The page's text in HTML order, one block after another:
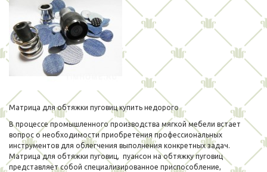
Матрица для обтяжки пуговиц купить недорого
В процессе промышленного производства мягкой мебели встает
вопрос о необходимости приобретения профессиональных
инструментов для облегчения выполнения конкретных задач.
Матрица для обтяжки пуговиц, пуансон на обтяжку пуговиц
представляет собой специализированное приспособление,